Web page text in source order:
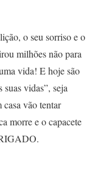
o seu sorriso e o
milhões não para
vida! E hoje são
suas vidas”, seja
vão tentar
morre e o capacete